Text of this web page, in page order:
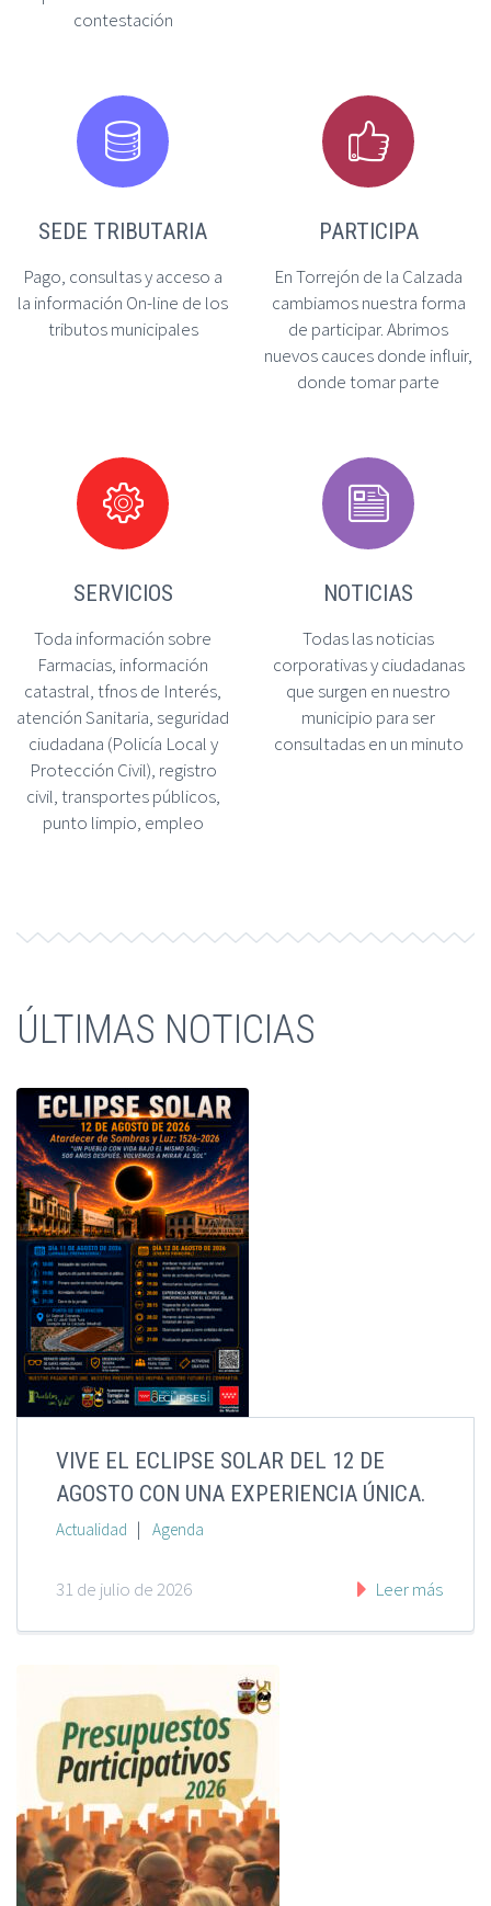
contestación


SEDE TRIBUTARIA
Pago, consultas y acceso a
la información On-line de los
tributos municipales


PARTICIPA
En Torrejón de la Calzada
cambiamos nuestra forma
de participar. Abrimos
nuevos cauces donde influir,
donde tomar parte


SERVICIOS
Toda información sobre
Farmacias, información
catastral, tfnos de Interés,
atención Sanitaria, seguridad
ciudadana (Policía Local y
Protección Civil), registro
civil, transportes públicos,
punto limpio, empleo


NOTICIAS
Todas las noticias
corporativas y ciudadanas
que surgen en nuestro
municipio para ser
consultadas en un minuto
ÚLTIMAS NOTICIAS
VIVE EL ECLIPSE SOLAR DEL 12 DE
AGOSTO CON UNA EXPERIENCIA ÚNICA.
Actualidad | Agenda
31 de julio de 2026 Leer más